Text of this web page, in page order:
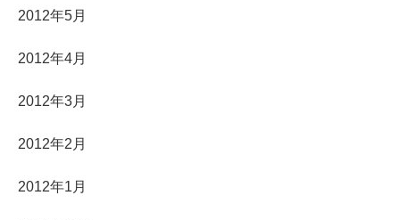
2012年5月
2012年4月
2012年3月
2012年2月
2012年1月